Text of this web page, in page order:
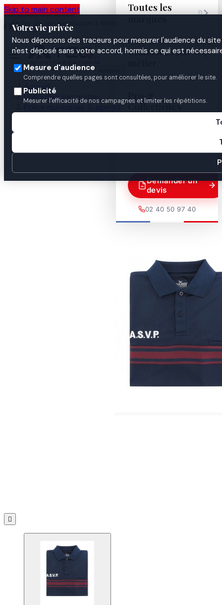
Skip to main content
Votre vie privée
Nous déposons des traceurs pour mesurer l'audience du
n'est déposé sans votre accord, hormis ce qui est
Mesure d'audience
Comprendre quelles pages sont consultées, pour améliorer le site.
Publicité
Mesurer l'efficacité de nos campagnes et limiter les répétitions.
Atelier de personnalisation à Nantes
depuis 2003

Toutes les
marques

Uniformes par
Pro &
Collectivités
Demander un
devis
02 40 50 97 40
Accueil
Uniformes par métier
Police municipale & agents
